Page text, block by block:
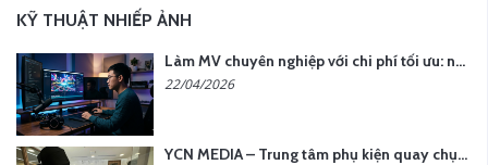
KỸ THUẬT NHIẾP ẢNH
Làm MV chuyên nghiệp với chi phí tối ưu: nên chọn quay thực tế hay video AI?
22/04/2026
YCN MEDIA – Trung tâm phụ kiện quay chụp tại Hà Nội